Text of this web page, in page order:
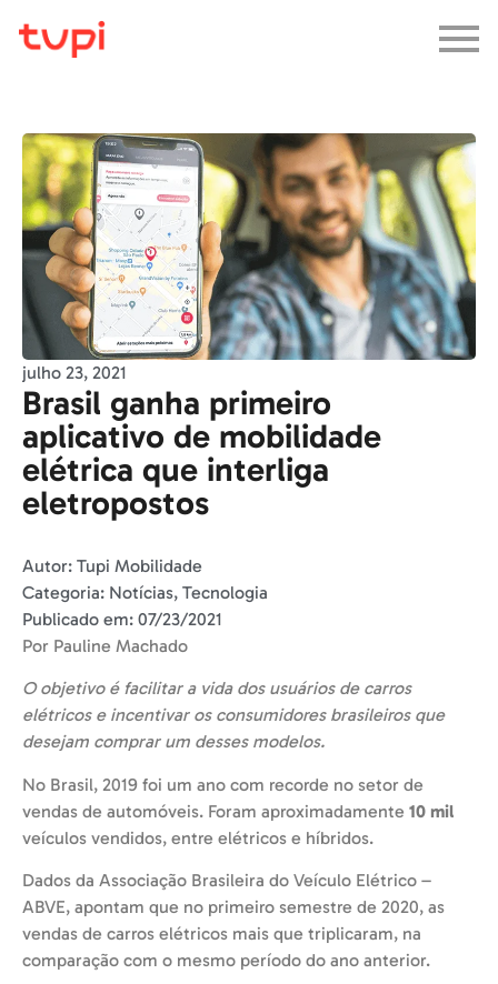
julho 23, 2021
Brasil ganha primeiro
aplicativo de mobilidade
elétrica que interliga
eletropostos
Autor: Tupi Mobilidade
Categoria: Notícias, Tecnologia
Publicado em: 07/23/2021
Por Pauline Machado
O objetivo é facilitar a vida dos usuários de carros
elétricos e incentivar os consumidores brasileiros que
desejam comprar um desses modelos.
No Brasil, 2019 foi um ano com recorde no setor de
vendas de automóveis. Foram aproximadamente 10 mil
veículos vendidos, entre elétricos e híbridos.
Dados da Associação Brasileira do Veículo Elétrico –
ABVE, apontam que no primeiro semestre de 2020, as
vendas de carros elétricos mais que triplicaram, na
comparação com o mesmo período do ano anterior.